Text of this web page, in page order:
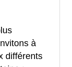
à
différents